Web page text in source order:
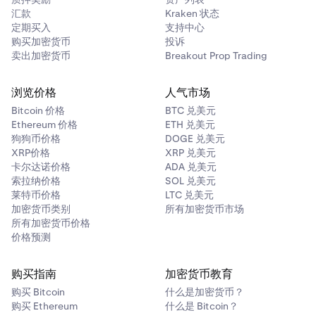
汇款
定期买入
购买加密货币
卖出加密货币
Kraken 状态
支持中心
投诉
Breakout Prop Trading
浏览价格
Bitcoin 价格
Ethereum 价格
狗狗币价格
XRP价格
卡尔达诺价格
索拉纳价格
莱特币价格
加密货币类别
所有加密货币价格
价格预测
人气市场
BTC 兑美元
ETH 兑美元
DOGE 兑美元
XRP 兑美元
ADA 兑美元
SOL 兑美元
LTC 兑美元
所有加密货币市场
购买指南
购买 Bitcoin
购买 Ethereum
加密货币教育
什么是加密货币？
什么是 Bitcoin？